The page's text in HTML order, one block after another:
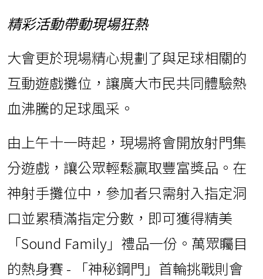
精彩活動帶動現場狂熱
大會更於現場精心規劃了與足球相關的
互動遊戲攤位，讓廣大市民共同體驗熱
血沸騰的足球風采。
由上午十一時起，現場將會開放射門集
分遊戲，讓公眾輕鬆贏取豐富獎品。在
神射手攤位中，參加者只需射入指定洞
口並累積滿指定分數，即可獲得精美
「Sound Family」禮品一份。萬眾矚目
的熱身賽 - 「神秘鋼門」首輪挑戰則會